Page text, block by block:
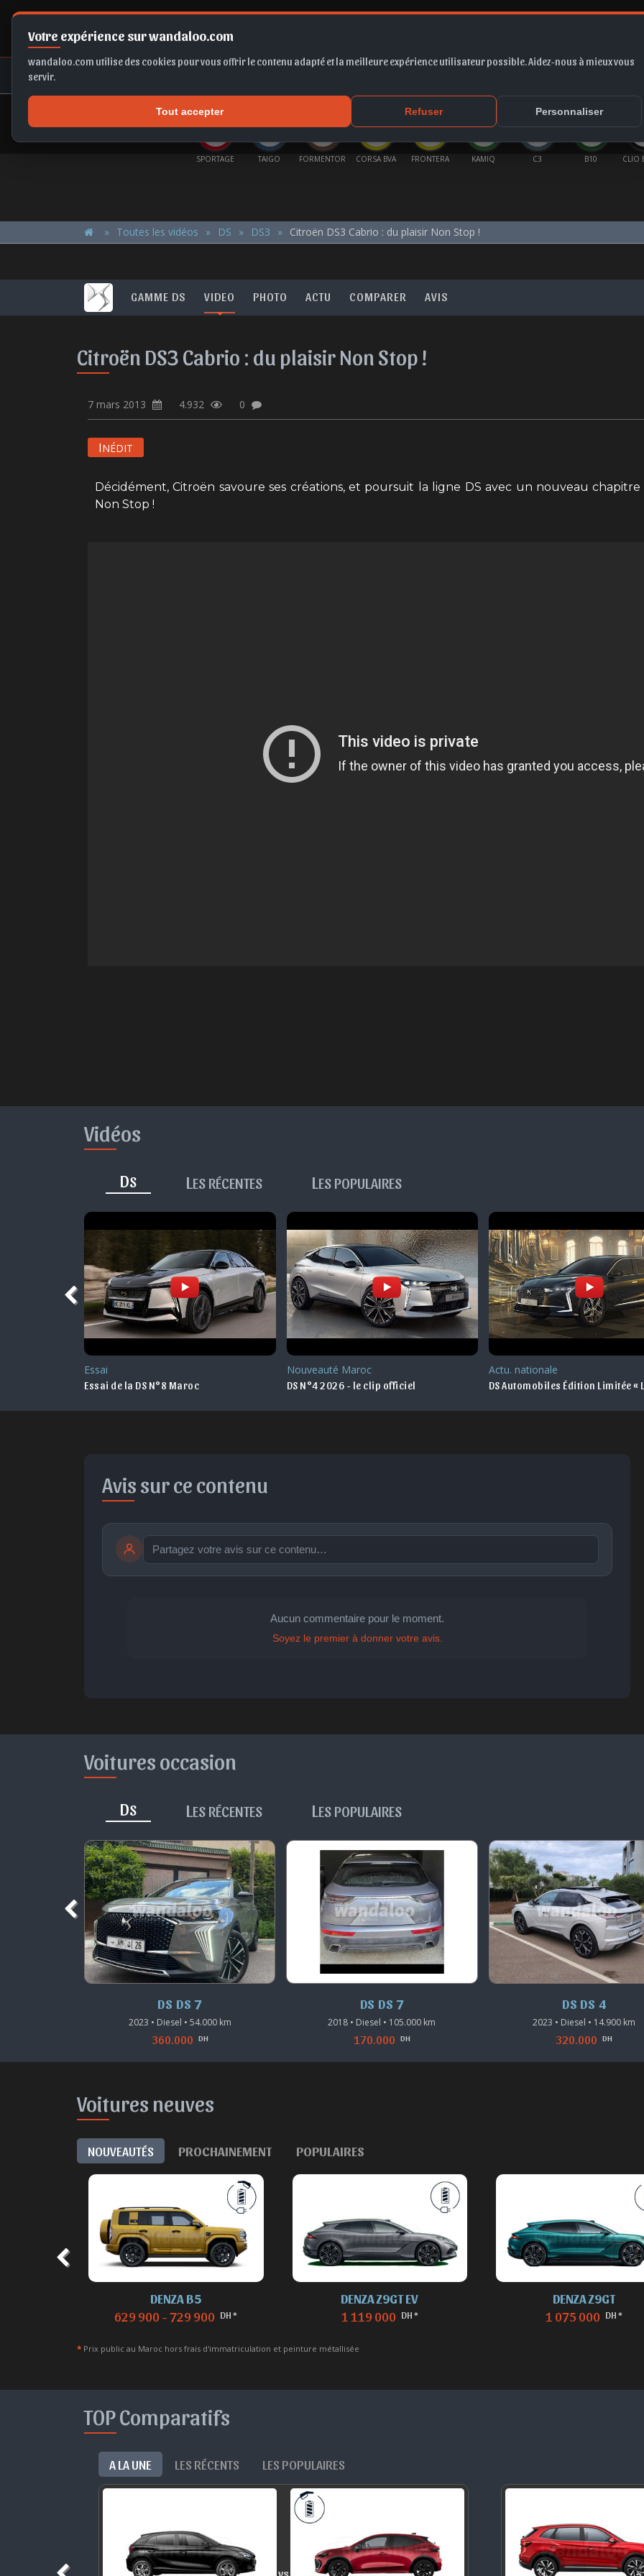
Votre expérience sur wandaloo.com
wandaloo.com utilise des cookies pour vous offrir le contenu adapté et la meilleure expérience utilisateur possible. Aidez-nous à mieux vous
servir.
Tout accepter Refuser Personnaliser
SPORTAGE FORMENTOR CORSA BVA FRONTERA KAMIQ CLIO E-TECH
Toutes les vidéos DS DS3 Citroën DS3 Cabrio : du plaisir Non Stop !
GAMME DS VIDEO PHOTO ACTU COMPARER AVIS
Citroën DS3 Cabrio : du plaisir Non Stop !
7 mars 2013 4.932 0
INÉDIT
Décidément, Citroën savoure ses créations, et poursuit la ligne DS avec un nouveau
Non Stop !
Vidéos
DS L ES RÉCENTES L ES POPULAIRES
Essai
Essai de la DS N°8 Maroc
Nouveauté Maroc
DS N°4 2026 - le clip officiel
Actu. nationale
DS Automobiles Édition Limitée «
Avis sur ce contenu
😄
Réjoui
🙂
Content
😐
Indifférent
😮
Surpris
publication immédiate Publier
Aucun commentaire pour le moment.
Soyez le premier à donner votre avis.
Voitures occasion
DS L ES RÉCENTES L ES POPULAIRES
DS DS 7
2023 • Diesel • 54.000 km
360.000 DH
DS DS 7
2018 • Diesel • 105.000 km
170.000 DH
DS DS 4
2023 • Diesel • 14.900 km
320.000 DH
Voitures neuves
NOUVEAUTÉS PROCHAINEMENT POPULAIRES
DENZA B5
629 900 - 729 900 DH *
DENZA Z9GT EV
1 119 000 DH *
DENZA Z9GT
1 075 000 DH *
* Prix public au Maroc hors frais d'immatriculation et peinture métallisée
TOP Comparatifs
A LA UNE LES RÉCENTS LES POPULAIRES
vs